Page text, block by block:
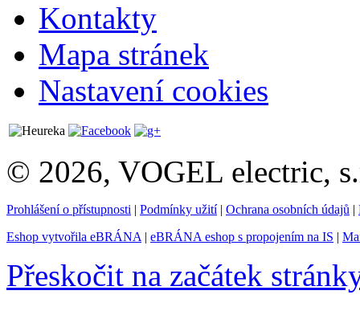
Kontakty
Mapa stránek
Nastavení cookies
© 2026, VOGEL electric,
Prohlášení o přístupnosti | Podmínky užití| Ochrana osobních údajů |
Eshop vytvořila eBRÁNA | eBRÁNA eshop s propojením na IS |
Přeskočit na začátek